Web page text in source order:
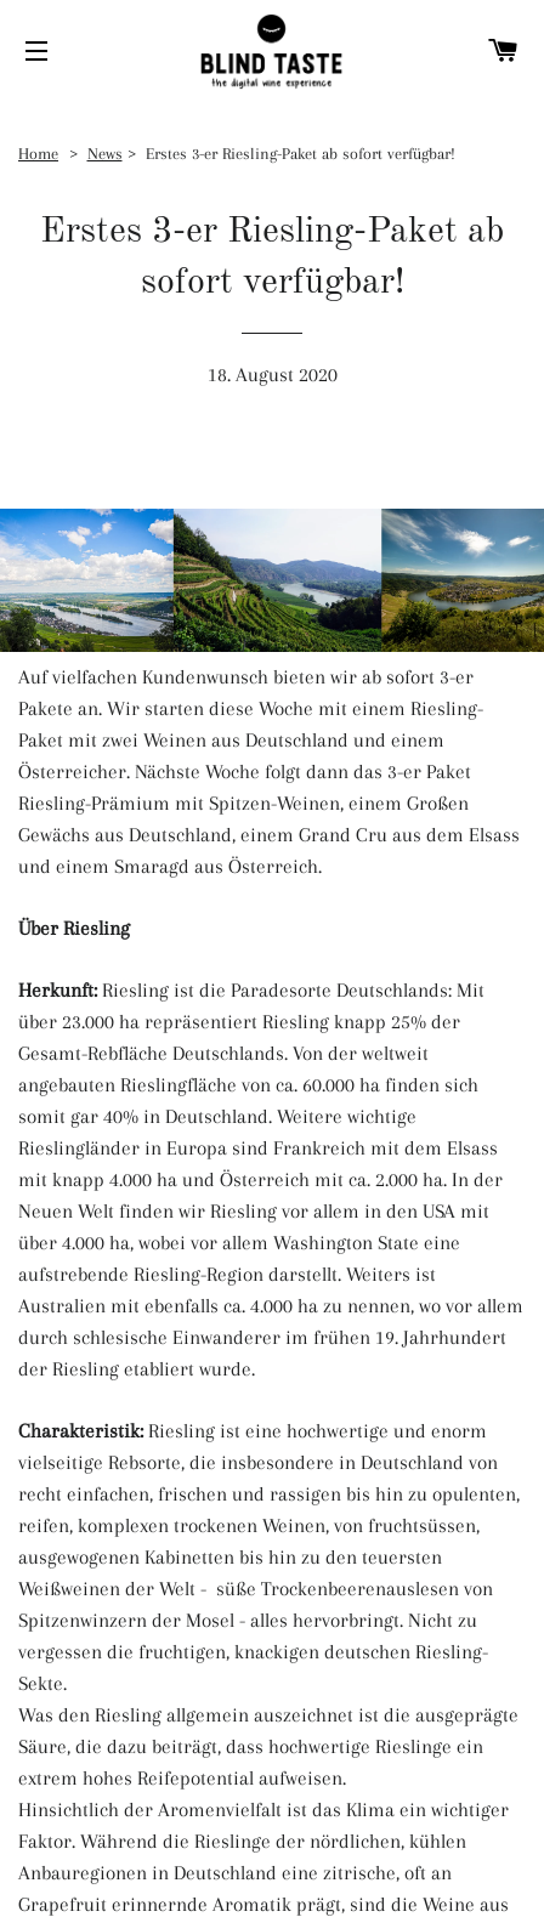
SEITENNAVIGATION
Home News Erstes 3-er Riesling-Paket ab sofort verfügbar!
Erstes 3-er Riesling-Paket ab
sofort verfügbar!
18. August 2020
Auf vielfachen Kundenwunsch bieten wir ab sofort 3-er
Pakete an. Wir starten diese Woche mit einem Riesling-
Paket mit zwei Weinen aus Deutschland und einem
Österreicher. Nächste Woche folgt dann das 3-er Paket
Riesling-Prämium mit Spitzen-Weinen, einem Großen
Gewächs aus Deutschland, einem Grand Cru aus dem Elsass
und einem Smaragd aus Österreich.
Über Riesling
Herkunft:Riesling ist die Paradesorte Deutschlands: Mit
über 23.000 ha repräsentiert Riesling knapp 25% der
Gesamt-Rebfläche Deutschlands. Von der weltweit
angebauten Rieslingfläche von ca. 60.000 ha finden sich
somit gar 40% in Deutschland. Weitere wichtige
Rieslingländer in Europa sind Frankreich mit dem Elsass
mit knapp 4.000 ha und Österreich mit ca. 2.000 ha. In der
Neuen Welt finden wir Riesling vor allem in den USA mit
über 4.000 ha, wobei vor allem Washington State eine
aufstrebende Riesling-Region darstellt. Weiters ist
Australien mit ebenfalls ca. 4.000 ha zu nennen, wo vor allem
durch schlesische Einwanderer im frühen 19. Jahrhundert
der Riesling etabliert wurde.
Charakteristik:Riesling ist eine hochwertige und enorm
vielseitige Rebsorte, die insbesondere in Deutschland von
recht einfachen, frischen und rassigen bis hin zu opulenten,
reifen, komplexen trockenen Weinen, von fruchtsüssen,
ausgewogenen Kabinetten bis hin zu den teuersten
Weißweinen der Welt - süße Trockenbeerenauslesen von
Spitzenwinzern der Mosel - alles hervorbringt. Nicht zu
vergessen die fruchtigen, knackigen deutschen Riesling-
Sekte.
Was den Riesling allgemein auszeichnet ist die ausgeprägte
Säure, die dazu beiträgt, dass hochwertige Rieslinge ein
extrem hohes Reifepotential aufweisen.
Hinsichtlich der Aromenvielfalt ist das Klima ein wichtiger
Faktor. Während die Rieslinge der nördlichen, kühlen
Anbauregionen in Deutschland eine zitrische, oft an
Grapefruit erinnernde Aromatik prägt, sind die Weine aus